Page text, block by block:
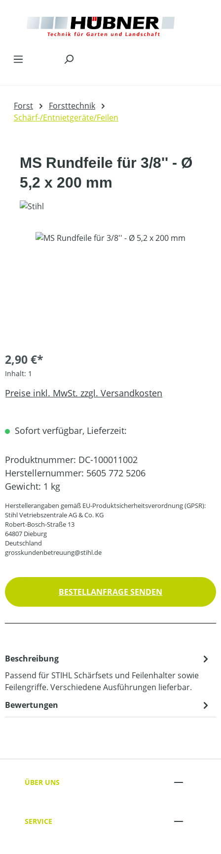
Forst
Forsttechnik
Schärf-/Entnietgeräte/Feilen
MS Rundfeile für 3/8'' - Ø
5,2 x 200 mm
Bildergalerie überspringen
2,90 €*
Inhalt: 1
Preise inkl. MwSt. zzgl. Versandkosten
Sofort verfügbar, Lieferzeit:
Produktnummer: DC-100011002
Herstellernummer: 5605 772 5206
Gewicht: 1 kg
Herstellerangaben gemäß EU-Produktsicherheitsverordnung (GPSR):
Stihl Vetriebszentrale AG & Co. KG
Robert-Bosch-Straße 13
64807 Dieburg
Deutschland
grosskundenbetreuung@stihl.de
BESTELLANFRAGE SENDEN
Beschreibung
Passend für STIHL Schärfsets und Feilenhalter sowie
Feilengriffe. Verschiedene Ausführungen lieferbar.
Bewertungen
ÜBER UNS
SERVICE